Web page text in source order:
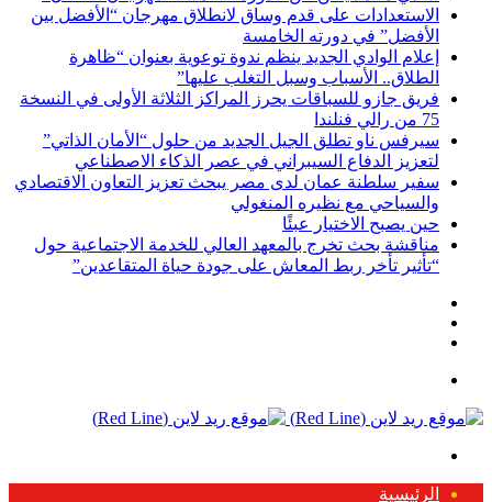
الاستعدادات على قدم وساق لانطلاق مهرجان “الأفضل بين
الأفضل” في دورته الخامسة
إعلام الوادي الجديد ينظم ندوة توعوية بعنوان “ظاهرة
الطلاق.. الأسباب وسبل التغلب عليها”
فريق جازو للسباقات يحرز المراكز الثلاثة الأولى في النسخة
75 من رالي فنلندا
سيرفس ناو تطلق الجيل الجديد من حلول “الأمان الذاتي”
لتعزيز الدفاع السيبراني في عصر الذكاء الاصطناعي
سفير سلطنة عمان لدى مصر يبحث تعزيز التعاون الاقتصادي
والسياحي مع نظيره المنغولي
حين يصبح الاختيار عبئًا
مناقشة بحث تخرج بالمعهد العالي للخدمة الاجتماعية حول
“تأثير تأخر ربط المعاش على جودة حياة المتقاعدين”
الرئيسية